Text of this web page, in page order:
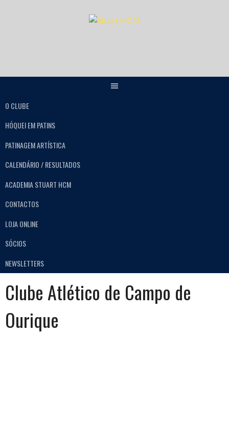
O CLUBE
HÓQUEI EM PATINS
PATINAGEM ARTÍSTICA
CALENDÁRIO / RESULTADOS
ACADEMIA STUART HCM
CONTACTOS
LOJA ONLINE
SÓCIOS
NEWSLETTERS
Clube Atlético de Campo de
Ourique